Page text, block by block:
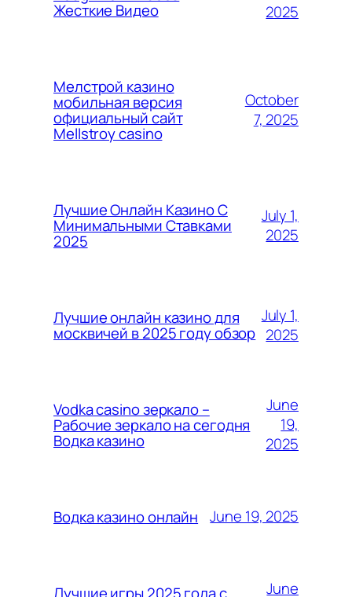
Жесткие Видео
2025
Мелстрой казино
мобильная версия
официальный сайт
Mellstroy casino
October
7, 2025
Лучшие Онлайн Казино С
Минимальными Ставками
2025
July 1,
2025
Лучшие онлайн казино для
москвичей в 2025 году обзор
July 1,
2025
Vodka casino зеркало –
Рабочие зеркало на сегодня
Водка казино
June
19,
2025
Водка казино онлайн June 19, 2025
June